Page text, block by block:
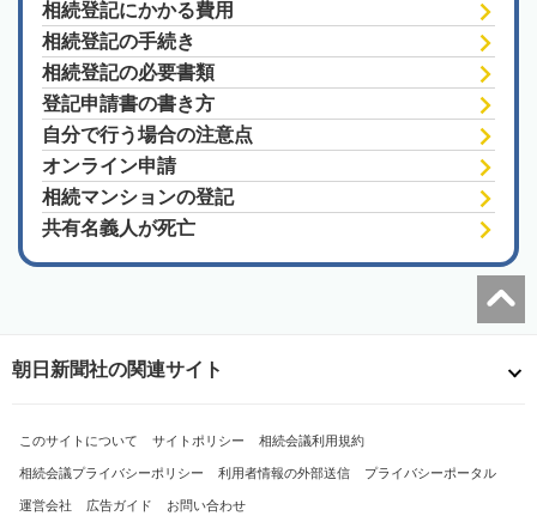
相続登記にかかる費用
相続登記の手続き
相続登記の必要書類
登記申請書の書き方
自分で行う場合の注意点
オンライン申請
相続マンションの登記
共有名義人が死亡
朝日新聞社の関連サイト
このサイトについて サイトポリシー 相続会議利用規約
相続会議プライバシーポリシー 利用者情報の外部送信 プライバシーポータル
運営会社 広告ガイド お問い合わせ